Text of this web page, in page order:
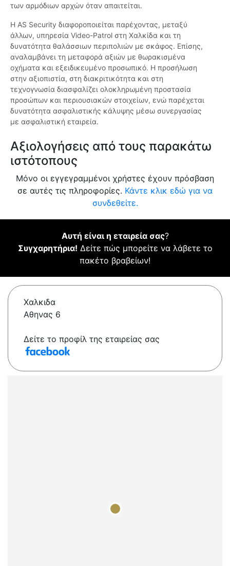
των αρμόδιων αρχών όταν απαιτείται.
Η AS Security διαφοροποιείται παρέχοντας, μεταξύ
άλλων, υπηρεσία Video-Patrol στη Χαλκίδα και τη
δυνατότητα θαλάσσιων περιπολιών με σκάφος. Επίσης,
αναλαμβάνει τη μεταφορά αξιών με θωρακισμένα
οχήματα και εξειδικευμένο προσωπικό. Η προσήλωση
στην αξιοπιστία, στη διακριτικότητα και στη
τεχνογνωσία διασφαλίζει ολοκληρωμένη προστασία
προσώπων και περιουσιακών στοιχείων, ενώ παρέχεται
δυνατότητα ασφαλιστικής κάλυψης μέσω συνεργασίας
με ασφαλιστική εταιρεία.
Αξιολογήσεις από τους παρακάτω
ιστότοπους
Μόνο οι εγγεγραμμένοι χρήστες έχουν πρόσβαση
σε αυτές τις πληροφορίες. Κάντε κλικ εδώ για να
συνδεθείτε.
Αυτή είναι η εταιρεία σας?
Συγχαρητήρια! Δείτε πώς μπορείτε να λάβετε το
πακέτο βραβείων!
Χαλκιδα
Αθηνας 6
Δείτε το προφίλ της εταιρείας σας